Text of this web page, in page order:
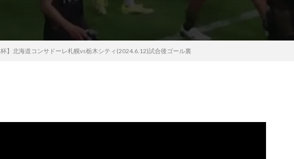
杯】北海道コンサドーレ札幌vs栃木シティ(2024.6.12)試合後ゴール裏